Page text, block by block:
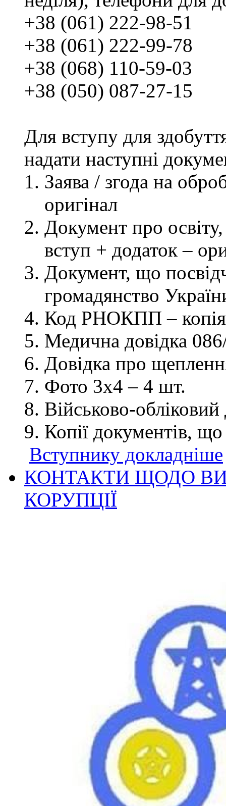
+38 (061) 222-98-51
+38 (061) 222-99-78
+38 (068) 110-59-03
+38 (050) 087-27-15
Для вступу для
надати наступні
Заява / згода на
оригінал
Документ про освіту,
вступ + додаток –
Документ, що
громадянство
Код РНОКПП – копія
Медична довідка
Довідка про
Фото 3х4 – 4 шт.
Військово-
Копії документів,
Вступнику докладніше
КОНТАКТИ ЩОДО
КОРУПЦІЇ